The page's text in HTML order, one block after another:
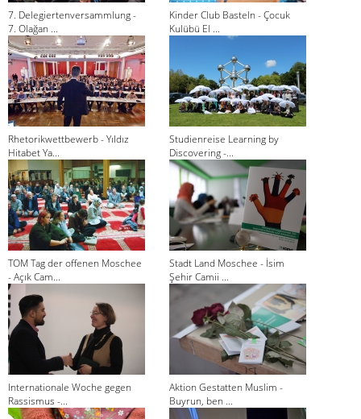
7. Delegiertenversammlung -
7. Olağan ...
Kinder Club Basteln - Çocuk
Kulübü El ...
Rhetorikwettbewerb - Yıldız
Hitabet Ya...
Studienreise Learning by
Discovering -...
TOM Tag der offenen Moschee
- Açık Cam...
Stadt Land Moschee - İsim
Şehir Camii ...
Internationale Woche gegen
Rassismus -...
Aktion Gestatten Muslim -
Buyrun, ben ...